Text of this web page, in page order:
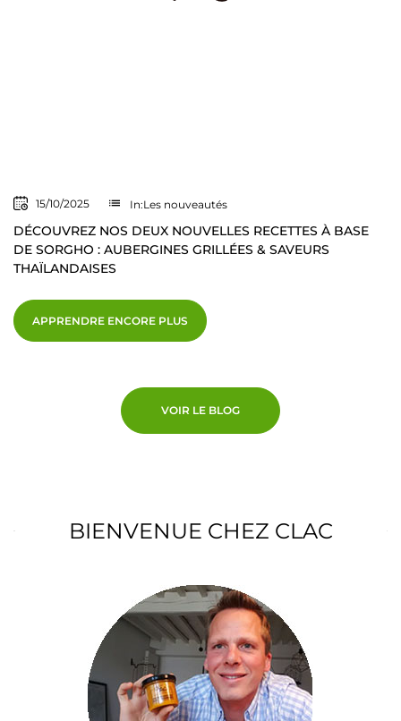
15/10/2025 list In:Les nouveautés
DÉCOUVREZ NOS DEUX NOUVELLES RECETTES À BASE
DE SORGHO : AUBERGINES GRILLÉES & SAVEURS
THAÏLANDAISES
APPRENDRE ENCORE PLUS
VOIR LE BLOG
BIENVENUE CHEZ CLAC